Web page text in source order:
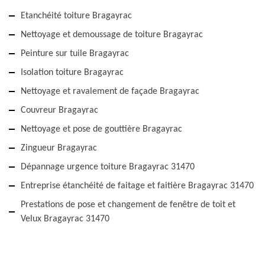
Etanchéité toiture Bragayrac
Nettoyage et demoussage de toiture Bragayrac
Peinture sur tuile Bragayrac
Isolation toiture Bragayrac
Nettoyage et ravalement de façade Bragayrac
Couvreur Bragayrac
Nettoyage et pose de gouttière Bragayrac
Zingueur Bragayrac
Dépannage urgence toiture Bragayrac 31470
Entreprise étanchéité de faitage et faitière Bragayrac 31470
Prestations de pose et changement de fenêtre de toit et
Velux Bragayrac 31470